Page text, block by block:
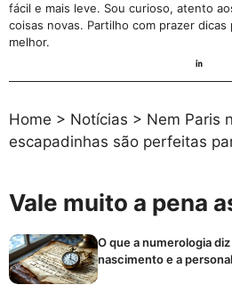
fácil e mais leve. Sou curioso, atento
coisas novas. Partilho com prazer
melhor.
Home > Notícias > Nem Paris
escapadinhas são perfeitas
Vale muito a pena
O que a numerologia
nascimento e a